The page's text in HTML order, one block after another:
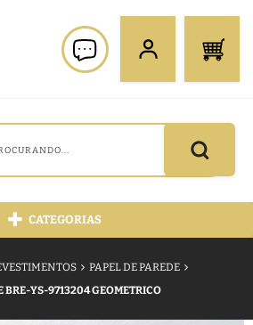
CATEGORIAS
PAPEL DE PAREDE
BRE-YS-9713204 GEOMETRICO